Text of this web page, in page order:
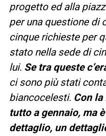
progetto ed alla
per una questione di
cinque richieste per
stato nella sede di
lui. Se tra queste
ci sono più stati
biancocelesti. Con
tutto a gennaio, ma
dettaglio, un